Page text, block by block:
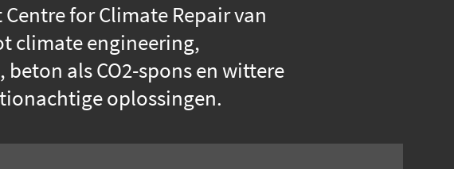
for Climate Repair van
climate engineering,
als CO2-spons en wittere
oplossingen.